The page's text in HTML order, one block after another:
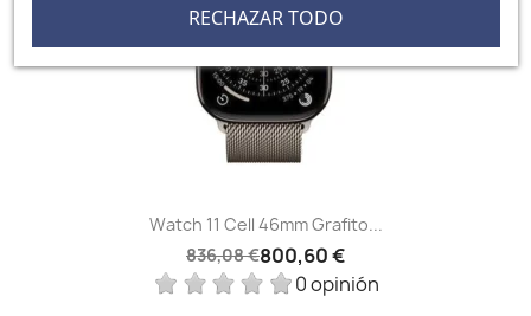
Watch 11 Cell 46mm Grafito...
836,08 €800,60 €
0 opinión
RECHAZAR TODO